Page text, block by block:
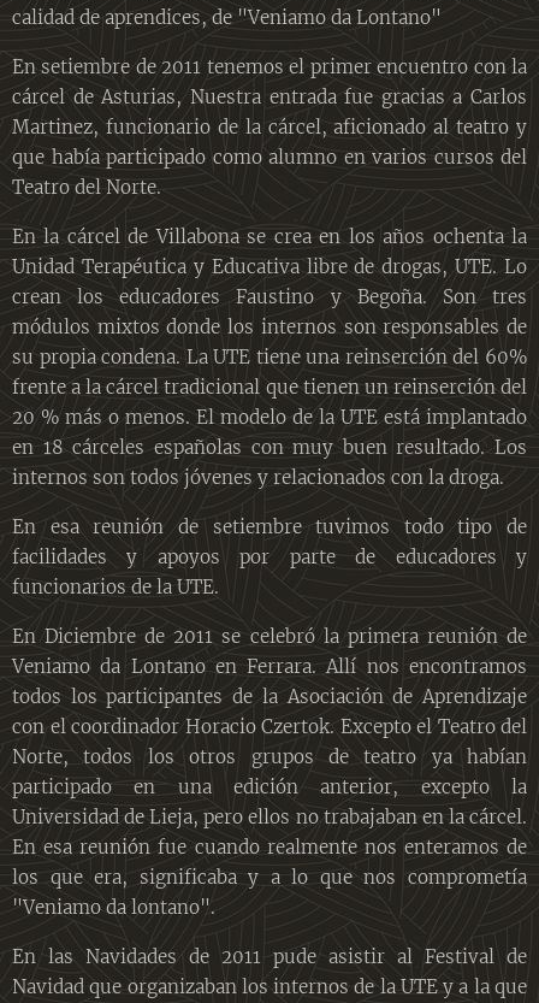
calidad de aprendices, de "Veniamo da Lontano"
En setiembre de 2011 tenemos el primer encuentro con la
cárcel de Asturias, Nuestra entrada fue gracias a Carlos
Martinez, funcionario de la cárcel, aficionado al teatro y
que había participado como alumno en varios cursos del
Teatro del Norte.
En la cárcel de Villabona se crea en los años ochenta la
Unidad Terapéutica y Educativa libre de drogas, UTE. Lo
crean los educadores Faustino y Begoña. Son tres
módulos mixtos donde los internos son responsables de
su propia condena. La UTE tiene una reinserción del 60%
frente a la cárcel tradicional que tienen un reinserción del
20 % más o menos. El modelo de la UTE está implantado
en 18 cárceles españolas con muy buen resultado. Los
internos son todos jóvenes y relacionados con la droga.
En esa reunión de setiembre tuvimos todo tipo de
facilidades y apoyos por parte de educadores y
funcionarios de la UTE.
En Diciembre de 2011 se celebró la primera reunión de
Veniamo da Lontano en Ferrara. Allí nos encontramos
todos los participantes de la Asociación de Aprendizaje
con el coordinador Horacio Czertok. Excepto el Teatro del
Norte, todos los otros grupos de teatro ya habían
participado en una edición anterior, excepto la
Universidad de Lieja, pero ellos no trabajaban en la cárcel.
En esa reunión fue cuando realmente nos enteramos de
los que era, significaba y a lo que nos comprometía
"Veniamo da lontano".
En las Navidades de 2011 pude asistir al Festival de
Navidad que organizaban los internos de la UTE y a la que